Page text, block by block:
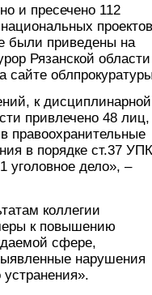
и пресечено 112
были приведены на
Рязанской области
к
привлечено 48 лиц,
правоохранительные
в порядке ст.37 УПК
уголовное дело», –
коллегии
к повышению
сфере,
нарушения
устранения».